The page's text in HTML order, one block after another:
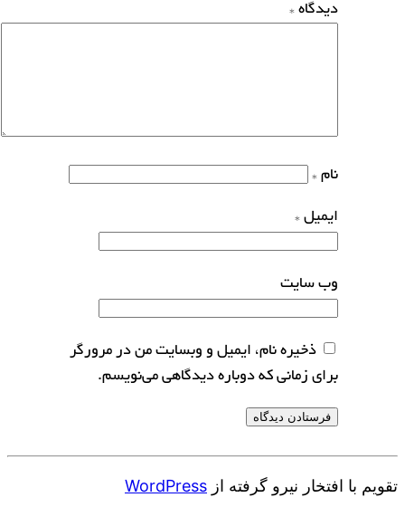
دیدگاه *
نام *
ایمیل *
وب‌ سایت
ذخیره نام، ایمیل و وبسایت من در مرورگر
برای زمانی که دوباره دیدگاهی می‌نویسم.
تقویم با افتخار نیرو گرفته از WordPress